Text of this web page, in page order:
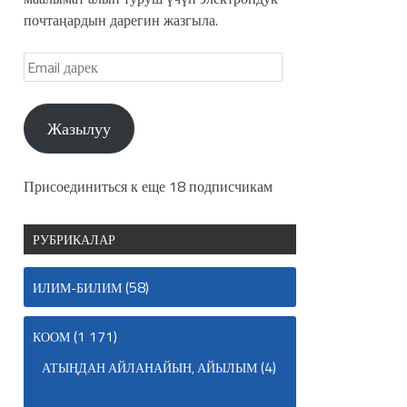
почтаңардын дарегин жазгыла.
Жазылуу
Присоединиться к еще 18 подписчикам
РУБРИКАЛАР
ИЛИМ-БИЛИМ(58)
КООМ(1 171)
АТЫҢДАН АЙЛАНАЙЫН, АЙЫЛЫМ(4)